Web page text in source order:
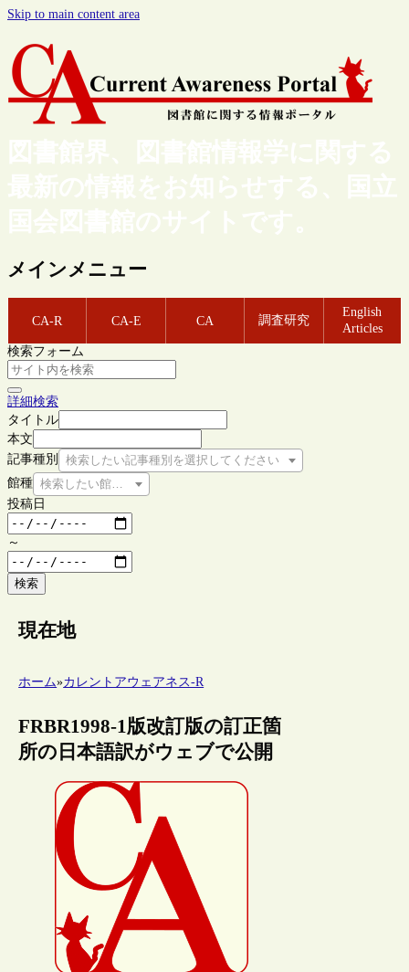
Skip to main content area
図書館界、図書館情報学に関する
最新の情報をお知らせする、国立
国会図書館のサイトです。
メインメニュー
CA-R CA-E CA 調査研究
English
Articles
検索フォーム
詳細検索
タイトル
本文
記事種別
検索したい記事種別を選択してください
館種 検索したい館種を選択してください
投稿日
～
検索
現在地
ホーム»カレントアウェアネス-R
FRBR1998-1版改訂版の訂正箇
所の日本語訳がウェブで公開